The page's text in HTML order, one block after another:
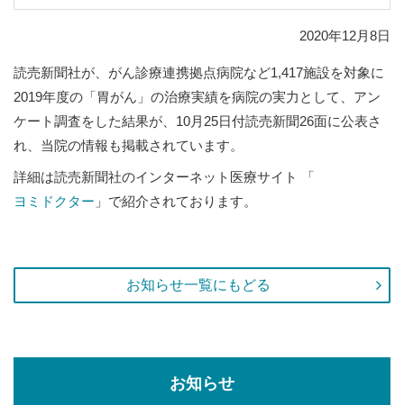
2020年12月8日
読売新聞社が、がん診療連携拠点病院など1,417施設を対象に
2019年度の「胃がん」の治療実績を病院の実力として、アン
ケート調査をした結果が、10月25日付読売新聞26面に公表さ
れ、当院の情報も掲載されています。
詳細は読売新聞社のインターネット医療サイト 「
ヨミドクター 」で紹介されております。
お知らせ一覧にもどる
お知らせ